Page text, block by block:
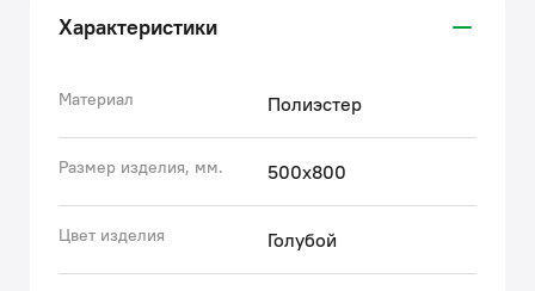
скользить на гладком и влажном кафеле. Подходит
для использования в помещениях с теплыми полами.
и качественной обработке краев коврик не потеряет
привлекательным как в день покупки.
• Несложно ухаживать: разрешена деликатная стирка
при температуре до 40 градусов с жидким моющим
средством; не сушить на батарее, избегать
солнечных лучей.
Характеристики
Материал Полиэстер
Размер изделия, мм. 500х800
Цвет изделия Голубой